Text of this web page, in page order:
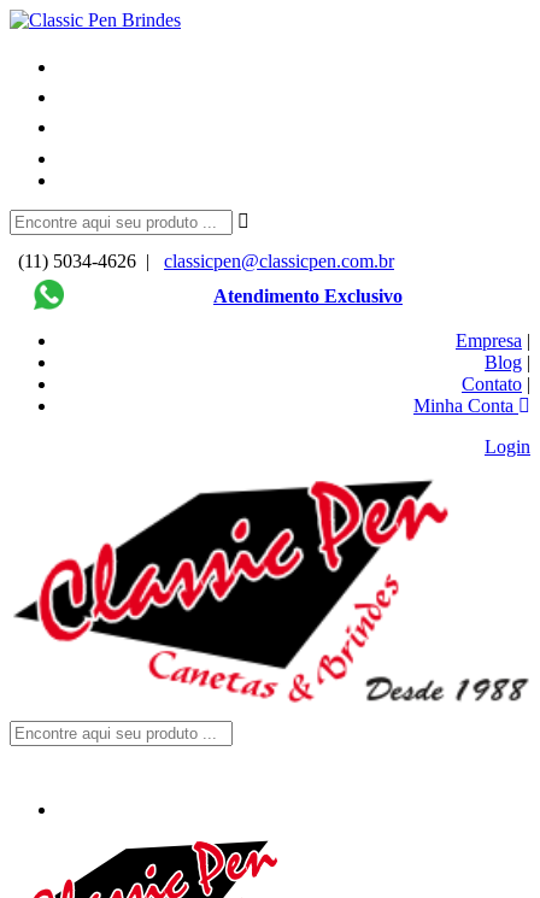
(11) 5034-4626 |
classicpen@classicpen.com.br
Atendimento Exclusivo
Empresa |
Blog |
Contato |
Minha Conta
Login